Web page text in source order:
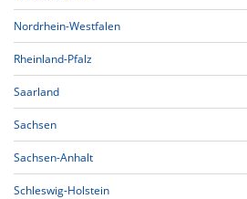
Nordrhein-Westfalen
Rheinland-Pfalz
Saarland
Sachsen
Sachsen-Anhalt
Schleswig-Holstein